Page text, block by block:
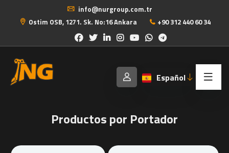
info@nurgroup.com.tr
Ostim OSB, 1271. Sk. No:16 Ankara
+90 312 440 60 34
Español
Productos por Portador